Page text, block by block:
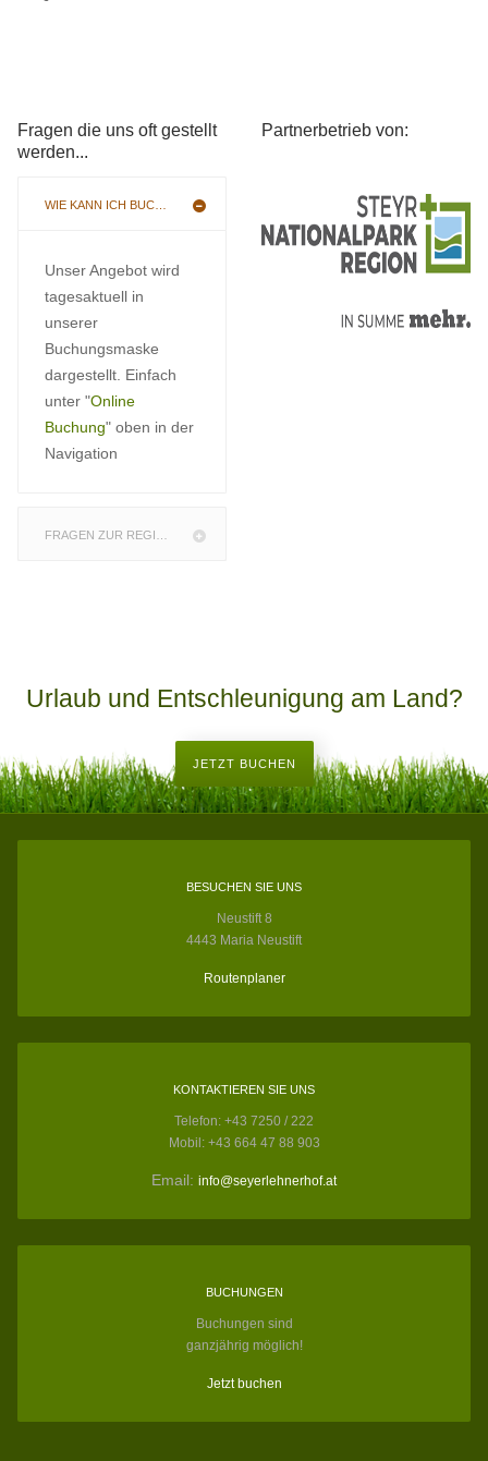
Fragen die uns oft gestellt
werden...
WIE KANN ICH BUCHEN
Unser Angebot wird
tagesaktuell in
unserer
Buchungsmaske
dargestellt. Einfach
unter "Online
Buchung" oben in der
Navigation
FRAGEN ZUR REGION
Partnerbetrieb von:
Urlaub und Entschleunigung am Land?
JETZT BUCHEN
BESUCHEN SIE UNS
Neustift 8
4443 Maria Neustift
Routenplaner
KONTAKTIEREN SIE UNS
Telefon: +43 7250 / 222
Mobil: +43 664 47 88 903
Email: info@seyerlehnerhof.at
BUCHUNGEN
Buchungen sind
ganzjährig möglich!
Jetzt buchen